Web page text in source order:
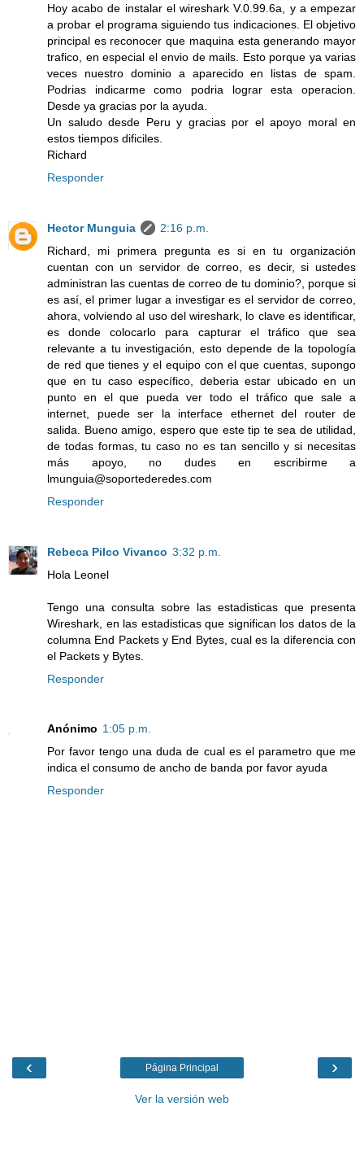
Hoy acabo de instalar el wireshark V.0.99.6a, y a empezar
a probar el programa siguiendo tus indicaciones. El objetivo
principal es reconocer que maquina esta generando mayor
trafico, en especial el envio de mails. Esto porque ya varias
veces nuestro dominio a aparecido en listas de spam.
Podrias indicarme como podria lograr esta operacion.
Desde ya gracias por la ayuda.
Un saludo desde Peru y gracias por el apoyo moral en
estos tiempos dificiles.
Richard
Responder
Hector Munguia
2:16 p.m.
Richard, mi primera pregunta es si en tu organización
cuentan con un servidor de correo, es decir, si ustedes
administran las cuentas de correo de tu dominio?, porque si
es así, el primer lugar a investigar es el servidor de correo,
ahora, volviendo al uso del wireshark, lo clave es identificar,
es donde colocarlo para capturar el tráfico que sea
relevante a tu investigación, esto depende de la topología
de red que tienes y el equipo con el que cuentas, supongo
que en tu caso específico, deberia estar ubicado en un
punto en el que pueda ver todo el tráfico que sale a
internet, puede ser la interface ethernet del router de
salida. Bueno amigo, espero que este tip te sea de utilidad,
de todas formas, tu caso no es tan sencillo y si necesitas
más apoyo, no dudes en escribirme a
lmunguia@soportederedes.com
Responder
Rebeca Pilco Vivanco 3:32 p.m.
Hola Leonel
Tengo una consulta sobre las estadisticas que presenta
Wireshark, en las estadisticas que significan los datos de la
columna End Packets y End Bytes, cual es la diferencia con
el Packets y Bytes.
Responder
Anónimo 1:05 p.m.
Por favor tengo una duda de cual es el parametro que me
indica el consumo de ancho de banda por favor ayuda
Responder
‹ ›
Página Principal
Ver la versión web